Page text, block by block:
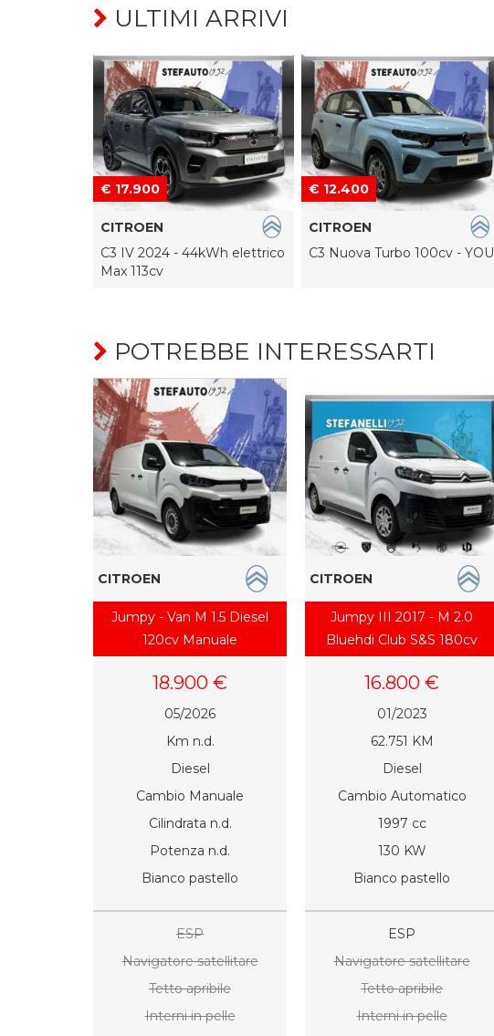
ULTIMI ARRIVI
€ 17.900
CITROEN
C3 IV 2024 - 44kWh elettrico
Max 113cv
€ 12.400
CITROEN
C3 Nuova Turbo 100cv - YOU
POTREBBE INTERESSARTI
CITROEN
Jumpy - Van M 1.5 Diesel
120cv Manuale
18.900 €
05/2026
Km n.d.
Diesel
Cambio Manuale
Cilindrata n.d.
Potenza n.d.
Bianco pastello
ESP
Navigatore satellitare
Tetto apribile
Interni in pelle
CITROEN
Jumpy III 2017 - M 2.0
Bluehdi Club S&S 180cv
16.800 €
01/2023
62.751 KM
Diesel
Cambio Automatico
1997 cc
130 KW
Bianco pastello
ESP
Navigatore satellitare
Tetto apribile
Interni in pelle